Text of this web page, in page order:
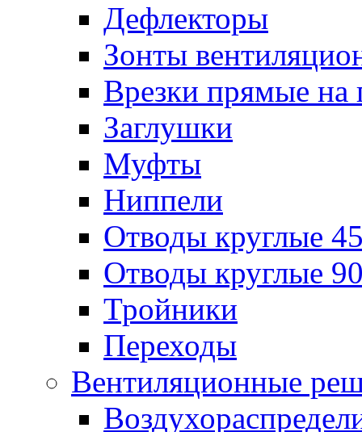
Дефлекторы
Зонты
Врезки прямые на
Заглушки
Муфты
Ниппели
Отводы круглые
Отводы круглые
Тройники
Переходы
Вентиляционные